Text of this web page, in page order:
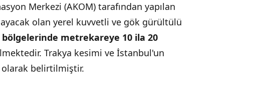
Merkezi (AKOM) tarafından yapılan
olan yerel kuvvetli ve gök gürültülü
metrekareye 10 ila 20
Trakya kesimi ve İstanbul'un
olarak belirtilmiştir.